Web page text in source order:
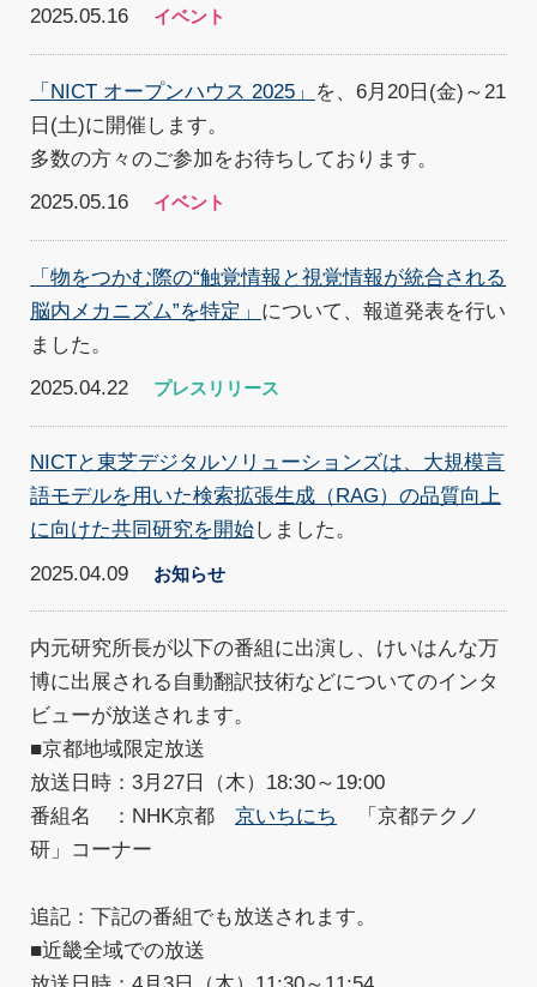
2025.05.16
イベント
「NICT オープンハウス 2025」
を、6月20日(金)～21
日(土)に開催します。
多数の方々のご参加をお待ちしております。
2025.05.16
イベント
「物をつかむ際の“触覚情報と視覚情報が統合される
脳内メカニズム”を特定」 について、報道発表を行い
ました。
2025.04.22
プレスリリース
NICTと東芝デジタルソリューションズは、大規模言
語モデルを用いた検索拡張生成（RAG）の品質向上
に向けた共同研究を開始しました。
2025.04.09
お知らせ
内元研究所長が以下の番組に出演し、けいはんな万
博に出展される自動翻訳技術などについてのインタ
ビューが放送されます。
■京都地域限定放送
放送日時：3月27日（木）18:30～19:00
番組名 ：NHK京都京いちにち
「京都テクノ
研」コーナー
追記：下記の番組でも放送されます。
■近畿全域での放送